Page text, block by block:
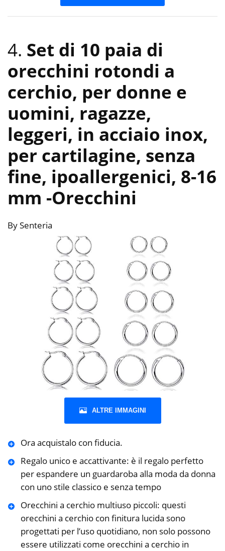
4. Set di 10 paia di
orecchini rotondi a
cerchio, per donne e
uomini, ragazze,
leggeri, in acciaio inox,
per cartilagine, senza
fine, ipoallergenici, 8-16
mm -Orecchini
By Senteria
ALTRE IMMAGINI
Ora acquistalo con fiducia.
Regalo unico e accattivante: è il regalo perfetto
per espandere un guardaroba alla moda da donna
con uno stile classico e senza tempo
Orecchini a cerchio multiuso piccoli: questi
orecchini a cerchio con finitura lucida sono
progettati per l’uso quotidiano, non solo possono
essere utilizzati come orecchini a cerchio in